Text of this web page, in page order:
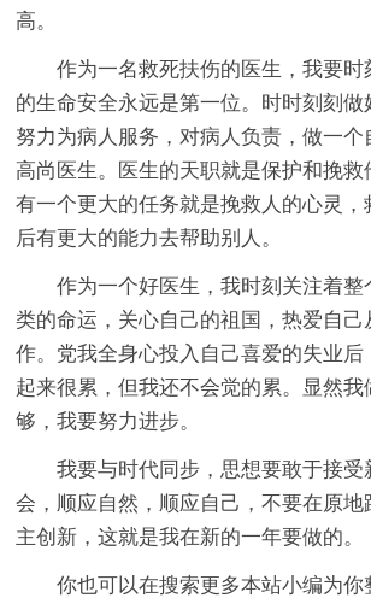
高。
作为一名救死扶伤的医生，我要时
的生命安全永远是第一位。时时刻刻做
努力为病人服务，对病人负责，做一个
高尚医生。医生的天职就是保护和挽救
有一个更大的任务就是挽救人的心灵，
后有更大的能力去帮助别人。
作为一个好医生，我时刻关注着整
类的命运，关心自己的祖国，热爱自己
作。党我全身心投入自己喜爱的失业后
起来很累，但我还不会觉的累。显然我
够，我要努力进步。
我要与时代同步，思想要敢于接受
会，顺应自然，顺应自己，不要在原地
主创新，这就是我在新的一年要做的。
你也可以在搜索更多本站小编为你